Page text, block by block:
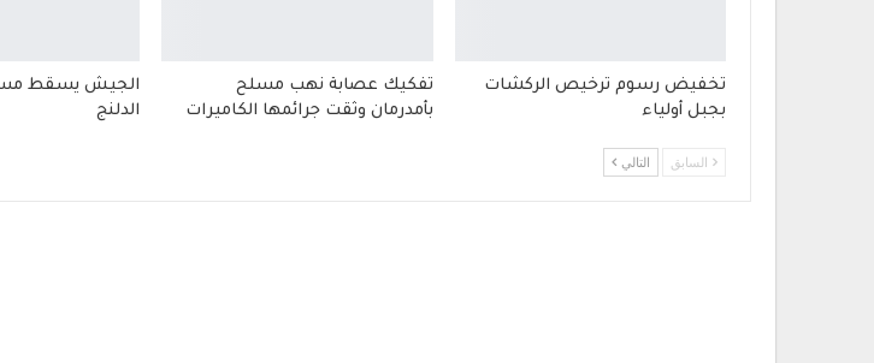
تخفيض رسوم ترخيص الركشات
بجبل أولياء
تفكيك عصابة نهب مسلح
بأمدرمان وثقت جرائمها الكاميرات
الجيش يسقط
الدلنج
السابق التالي